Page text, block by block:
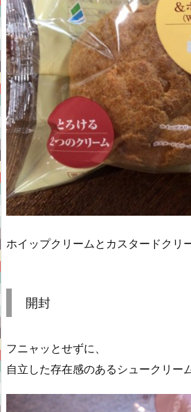
ホイップクリームとカスタードクリ
開封
フニャッとせずに、
自立した存在感のあるシュークリー